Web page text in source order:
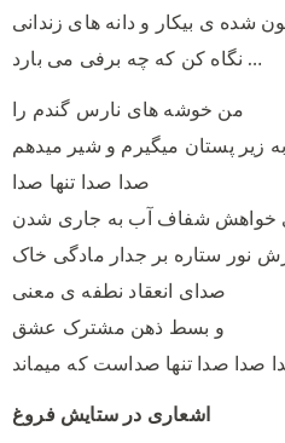
شده ی بیکار و دانه های زندانی
نگاه کن که چه برفی می بارد …
من خوشه های نارس گندم را
به زیر پستان میگیرم و شیر میدهم
صدا صدا تنها صدا
خواهش شفاف آب به جاری شدن
نور ستاره بر جدار مادگی خاک
صدای انعقاد نطفه ی معنی
و بسط ذهن مشترک عشق
اشعاری در ستایش فروغ